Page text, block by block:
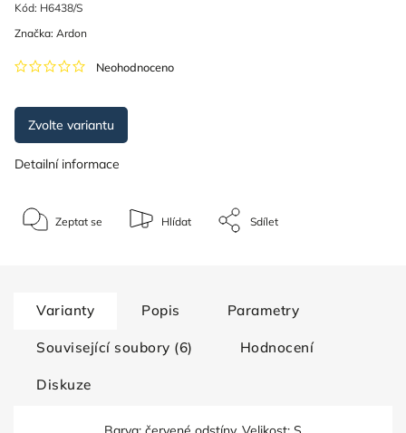
Kód: H6438/S
Neohodnoceno
Značka: Ardon
Zvolte variantu
Detailní informace
Zeptat se Hlídat Sdílet
Varianty Popis Parametry
Související soubory (6) Hodnocení
Diskuze